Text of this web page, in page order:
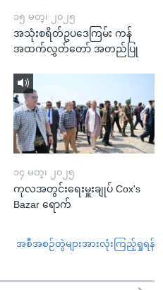
၁၅ မတ္၊ ၂၀၂၅
အသုံးစရိတ်ဥပဒေကြမ်း ကန်
အထက်လွှတ်တော် အတည်ပြု
၁၄ မတ္၊ ၂၀၂၅
ကုလအတွင်းရေးမှူးချုပ် Cox's
Bazar ရောက်
အစီအစဉ်တွဲများအားလုံးကြည့်ရှုရန်